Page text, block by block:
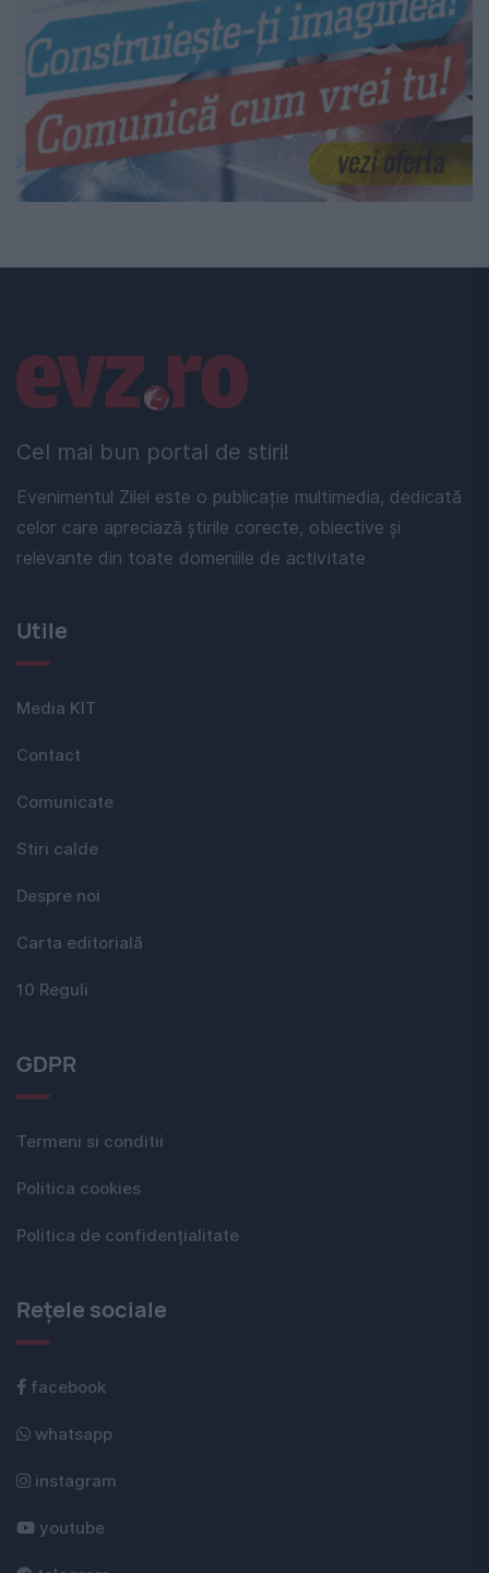
Cel mai bun portal de stiri!
Evenimentul Zilei este o publicație multimedia, dedicată
celor care apreciază știrile corecte, obiective și
relevante din toate domeniile de activitate
Linkuri utile
Utile
Media KIT
Contact
Comunicate
Stiri calde
Despre noi
Carta editorială
10 Reguli
GDPR
Termeni si conditii
Politica cookies
Politica de confidențialitate
Rețele sociale
facebook
whatsapp
instagram
youtube